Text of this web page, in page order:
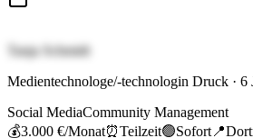
Tanja Schmidt
Medientechnologe/-technologin Druck · 6
Social MediaCommunity Management
💰3.000 €/Monat⏰Teilzeit🟢Sofort 📍